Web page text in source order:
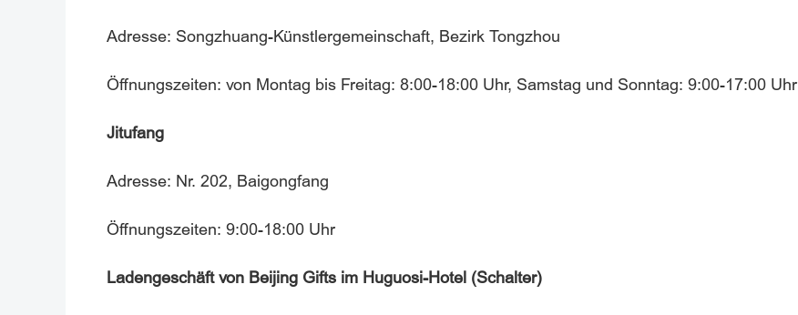
Adresse: Songzhuang-Künstlergemeinschaft, Bezirk Tongzhou
Öffnungszeiten: von Montag bis Freitag: 8:00-18:00 Uhr, Samstag und Sonntag: 9:00-17:00 Uhr
Jitufang
Adresse: Nr. 202, Baigongfang
Öffnungszeiten: 9:00-18:00 Uhr
Ladengeschäft von Beijing Gifts im Huguosi-Hotel (Schalter)